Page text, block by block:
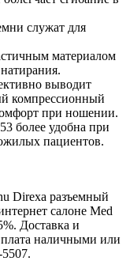
служат для
материалом
выводит
компрессионный
при ношении.
более удобна при
пациентов.
Direxa разъемный
салоне Med
Доставка и
наличными или